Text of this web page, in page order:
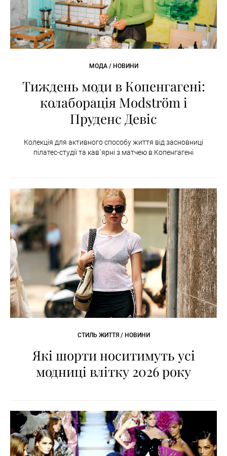
МОДА / НОВИНИ
Тиждень моди в Копенгагені:
колаборація Modström і
Пруденс Девіс
Колекція для активного способу життя від засновниці
пілатес-студії та кав`ярні з матчею в Копенгагені
СТИЛЬ ЖИТТЯ / НОВИНИ
Які шорти носитимуть усі
модниці влітку 2026 року